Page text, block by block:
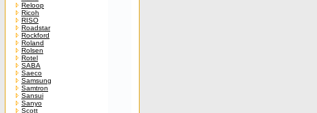
Reloop
Ricoh
RISO
Roadstar
Rockford
Roland
Rolsen
Rotel
SABA
Saeco
Samsung
Samtron
Sansui
Sanyo
Scott